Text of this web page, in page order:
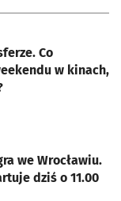
Co
w kinach,
we Wrocławiu.
dziś o 11.00